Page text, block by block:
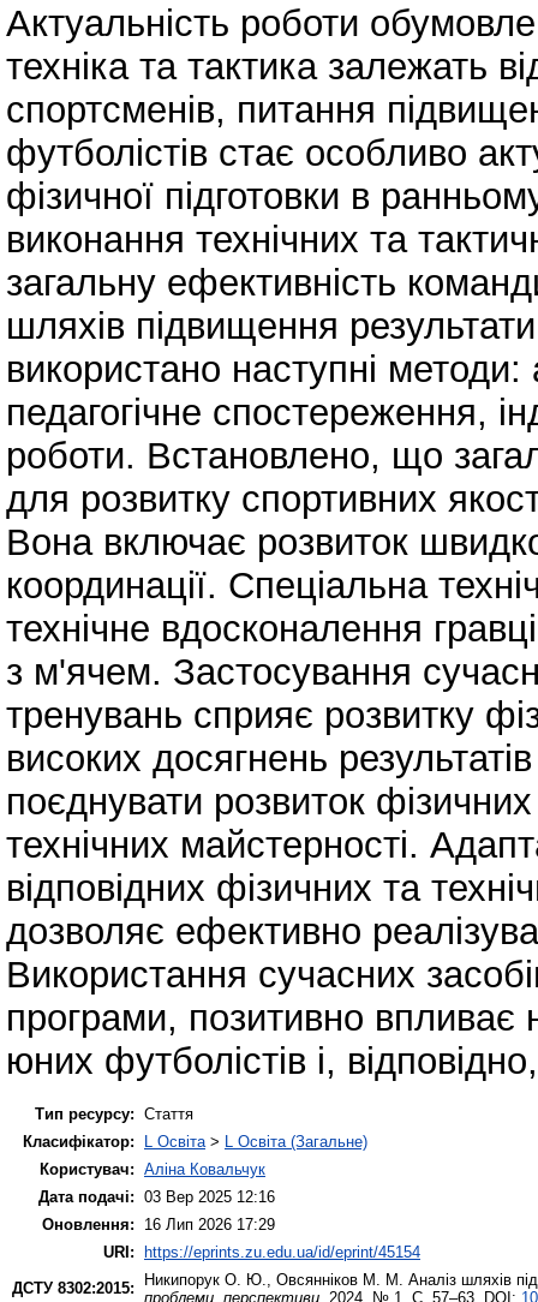
Актуальність роботи
техніка та тактика залежать
спортсменів, питання
футболістів стає особливо
фізичної підготовки в
виконання технічних та
загальну ефективність
шляхів підвищення
використано наступні методи:
педагогічне спостереження,
роботи. Встановлено, що
для розвитку спортивних
Вона включає розвиток
координації. Спеціальна
технічне вдосконалення
з м'ячем. Застосування
тренувань сприяє розвитку
високих досягнень
поєднувати розвиток
технічних майстерності.
відповідних фізичних та
дозволяє ефективно
Використання сучасних
програми, позитивно впливає
юних футболістів і,
Тип ресурсу: Стаття
Класифікатор:
L Освіта > L Освіта (Загальне)
Користувач: Аліна Ковальчук
Дата подачі: 03 Вер 2025 12:16
Оновлення:
16 Лип 2026 17:29
URI: https://eprints.zu.edu.ua/id/eprint/45154
ДСТУ 8302:2015:
Никипорук О. Ю. Овсянніков М. М. Аналіз шляхів
проблеми, перспективи . 2024. № 1. С. 57–63. DOI: